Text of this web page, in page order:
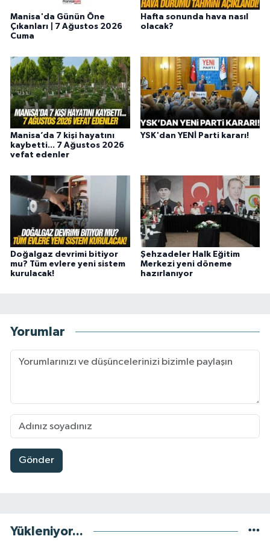
Manisa'da Günün Öne
Çıkanları | 7 Ağustos 2026
Cuma
Hafta sonunda hava nasıl
olacak?
Manisa’da 7 kişi hayatını
kaybetti... 7 Ağustos 2026
vefat edenler
YSK'dan YENİ Parti kararı!
Doğalgaz devrimi bitiyor
mu? Tüm evlere yeni sistem
kurulacak!
Şehzadeler Halk Eğitim
Merkezi yeni döneme
hazırlanıyor
Yorumlar
Gönder
Yükleniyor...